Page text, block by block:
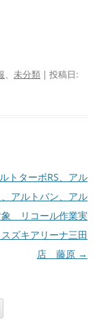
、 未分類 | 投稿日:
トターボRS、アル
、アルトバン、アル
象 リコール作業実
キアリーナ三田
店 藤原 →